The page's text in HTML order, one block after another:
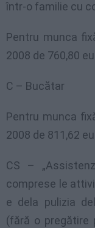
într-o familie cu
Pentru munca
2008 de 760,80
C – Bucătar
Pentru munca
2008 de 811,62
CS –
comprese le
e dela pulizia
(fără o pregătire